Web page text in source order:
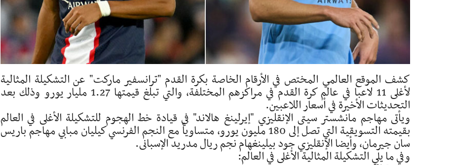
كشف الموقع العالمي المختص في الأرقام الخاصة بكرة القدم "ترانسفير ماركت" عن التشكيلة المثالية
لأغلى 11 لاعبا في عالم كرة القدم في مراكزهم المختلفة، والتي تبلغ قيمتها 1.27 مليار يورو وذلك بعد
التحديثات الأخيرة في أسعار اللاعبين.
ويأتى مهاجم مانشستر سيتى الإنقليزي "إيرلينغ هالاند" في قيادة خط الهجوم للتشكيلة الأغلى في العالم
بقيمته التسويقية التي تصل إلى 180 مليون يورو، متساوياً مع النجم الفرنسي كيليان مبابي مهاجم باريس
سان جيرمان، وأيضا الإنقليزي جود بيلينغهام نجم ريال مدريد الإسبانى.
وفي ما يلي التشكيلة المثالية الأغلى في العالم: